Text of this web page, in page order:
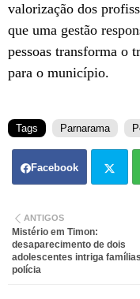
valorização dos
que uma gestão
pessoas transforma o
para o município.
Tags Parnarama
Facebook
ter
ANTIGOS
Mistério em Timon:
desaparecimento de dois
adolescentes intriga
polícia